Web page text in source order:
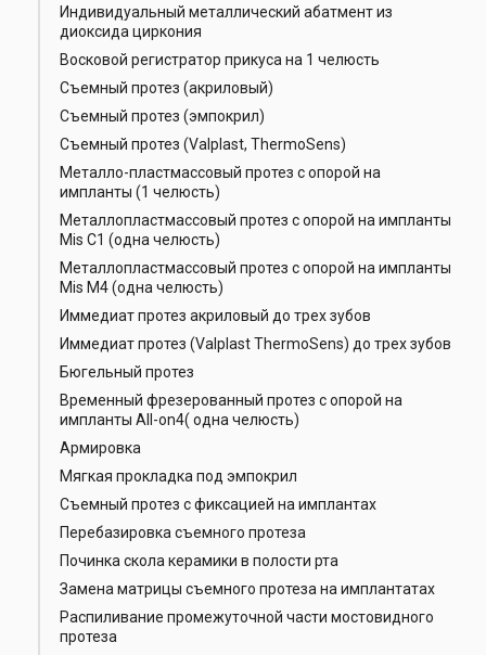
Индивидуальный металлический абатмент из
диоксида циркония
Восковой регистратор прикуса на 1 челюсть
Съемный протез (акриловый)
Съемный протез (эмпокрил)
Съемный протез (Valplast, ThermoSens)
Металло-пластмассовый протез с опорой на
импланты (1 челюсть)
Металлопластмассовый протез с опорой на импланты
Mis C1 (одна челюсть)
Металлопластмассовый протез с опорой на импланты
Mis M4 (одна челюсть)
Иммедиат протез акриловый до трех зубов
Иммедиат протез (Valplast ThermoSens) до трех зубов
Бюгельный протез
Временный фрезерованный протез с опорой на
импланты All-on4( одна челюсть)
Армировка
Мягкая прокладка под эмпокрил
Съемный протез с фиксацией на имплантах
Перебазировка съемного протеза
Починка скола керамики в полости рта
Замена матрицы съемного протеза на имплантатах
Распиливание промежуточной части мостовидного
протеза